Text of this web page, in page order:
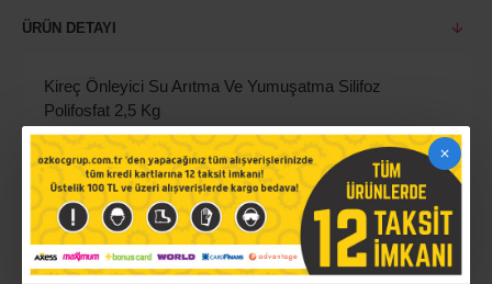
ÜRÜN DETAYI
Kireç Önleyici Su Arıtma Ve Yumuşatma Silifoz
Polifosfat 2,5 Kg
TOP SİLİFOZ
ÜRÜN YORUMLARI